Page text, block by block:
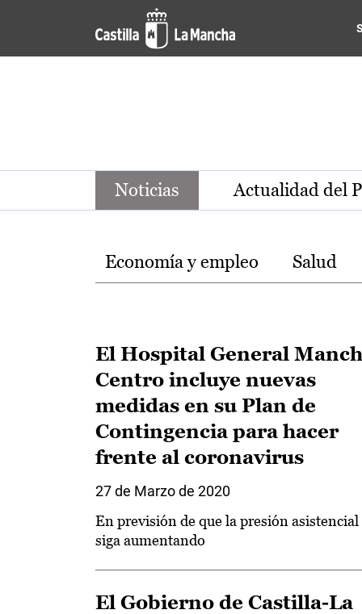
Pasar al contenido principal
Noticias de la región de
Noticias Actualidad del
Temas
Economía y empleo Salud
El Hospital General
Centro incluye nuevas
medidas en su Plan de
Contingencia para hacer
frente al coronavirus
27 de Marzo de 2020
En previsión de que la presión asistencial
siga aumentando
El Gobierno de Castilla-La